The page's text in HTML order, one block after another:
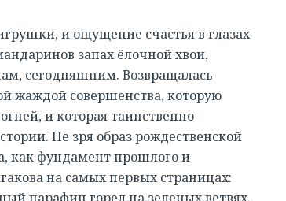
и ощущение счастья в глазах
запах ёлочной хвои,
сегодняшним. Возвращалась
жаждой совершенства, которую
и которая таинственно
Не зря образ рождественской
как фундамент прошлого и
на самых первых страницах:
парафин горел на зеленых ветвях.